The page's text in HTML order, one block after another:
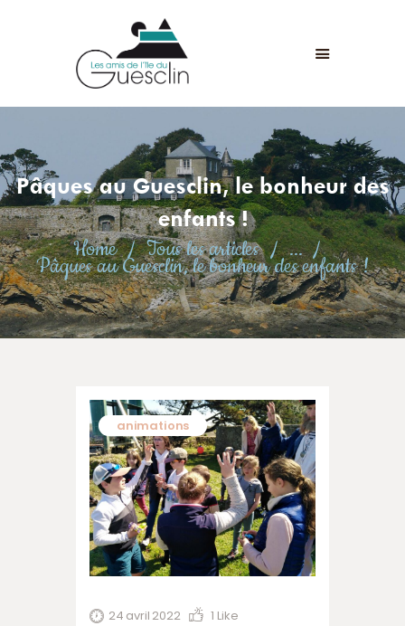
Pâques au Guesclin, le bonheur des
enfants !
Home
Tous les articles ...
Pâques au Guesclin, le bonheur des enfants !
LES AMIS DE L'ÎLE DU GUESCLIN
LE FORT ET L’ÎLE
ASSOCIATION
ADHÉSION
ANIMATIONS
ACTUALITÉS
CONTACT
animations
24 avril 2022 1 Like